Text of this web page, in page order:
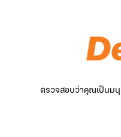
ตรวจสอบว่าคุณเป็นมนุ